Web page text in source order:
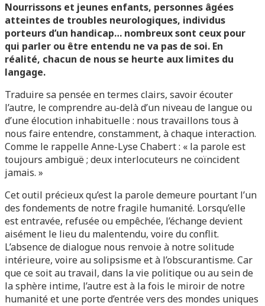
Nourrissons et jeunes enfants, personnes âgées
atteintes de troubles neurologiques, individus
porteurs d’un handicap… nombreux sont ceux pour
qui parler ou être entendu ne va pas de soi. En
réalité, chacun de nous se heurte aux limites du
langage.
Traduire sa pensée en termes clairs, savoir écouter
l’autre, le comprendre au-delà d’un niveau de langue ou
d’une élocution inhabituelle : nous travaillons tous à
nous faire entendre, constamment, à chaque interaction.
Comme le rappelle Anne-Lyse Chabert : « la parole est
toujours ambiguë ; deux interlocuteurs ne coïncident
jamais. »
Cet outil précieux qu’est la parole demeure pourtant l’un
des fondements de notre fragile humanité. Lorsqu’elle
est entravée, refusée ou empêchée, l’échange devient
aisément le lieu du malentendu, voire du conflit.
L’absence de dialogue nous renvoie à notre solitude
intérieure, voire au solipsisme et à l’obscurantisme. Car
que ce soit au travail, dans la vie politique ou au sein de
la sphère intime, l’autre est à la fois le miroir de notre
humanité et une porte d’entrée vers des mondes uniques